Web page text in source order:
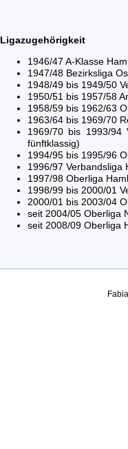
Ligazugehörigkeit
1946/47 A-Klasse
1947/48 Bezirksliga
1948/49 bis 1949/50
1950/51 bis 1957/58
1958/59 bis 1962/63
1963/64 bis 1969/70
1969/70 bis 1993/94
fünftklassig)
1994/95 bis 1995/96
1996/97 Verbandsliga
1997/98 Oberliga
1998/99 bis 2000/01
2000/01 bis 2003/04
seit 2004/05 Oberliga
seit 2008/09 Oberliga